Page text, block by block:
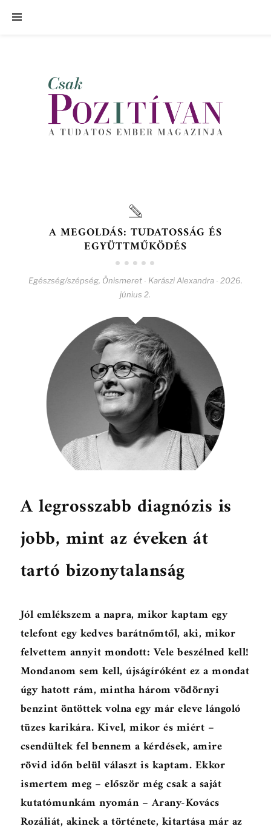
A MEGOLDÁS: TUDATOSSÁG ÉS
EGYÜTTMŰKÖDÉS
Egészség/szépség, Önismeret - Karászi Alexandra - 2026.
június 2.
A legrosszabb diagnózis is
jobb, mint az éveken át
tartó bizonytalanság
Jól emlékszem a napra, mikor kaptam egy
telefont egy kedves barátnőmtől, aki, mikor
felvettem annyit mondott: Vele beszélned kell!
Mondanom sem kell, újságíróként ez a mondat
úgy hatott rám, mintha három vödörnyi
benzint öntöttek volna egy már eleve lángoló
tüzes karikára. Kivel, mikor és miért –
csendültek fel bennem a kérdések, amire
rövid időn belül választ is kaptam. Ekkor
ismertem meg – először még csak a saját
kutatómunkám nyomán – Arany-Kovács
Rozáliát, akinek a története, kitartása már az